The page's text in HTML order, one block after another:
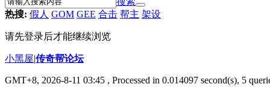
热搜: 假人 GOM GEE 合击 帮主 架设
请先登录后才能继续浏览
小黑屋|传奇帮论坛
GMT+8, 2026-8-11 03:45 , Processed in 0.014097 second(s), 5